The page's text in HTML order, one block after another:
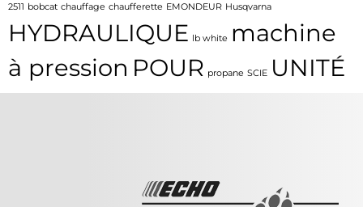
2511 bobcat chauffage chaufferette EMONDEUR Husqvarna
HYDRAULIQUE lb white machine
à pression POUR propane SCIE UNITÉ